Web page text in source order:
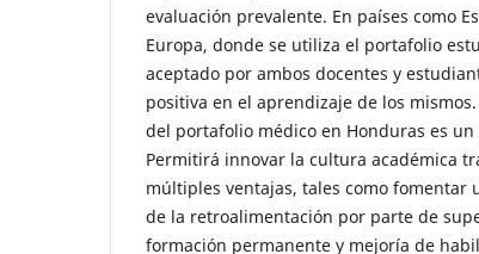
evaluación prevalente. En países como
Europa, donde se utiliza el portafolio
aceptado por ambos docentes y
positiva en el aprendizaje de los mismos.
del portafolio médico en Honduras es
Permitirá innovar la cultura académica
múltiples ventajas, tales como fomentar
de la retroalimentación por parte de
formación permanente y mejoría de